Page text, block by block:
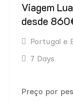
Viagem
desde
Portugal e
7 Days
Preço por